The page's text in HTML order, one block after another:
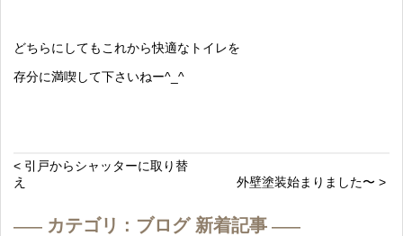
どちらにしてもこれから快適なトイレを
存分に満喫して下さいねー^_^
< 引戸からシャッターに取り替
え
外壁塗装始まりました〜 >
カテゴリ : ブログ 新着記事